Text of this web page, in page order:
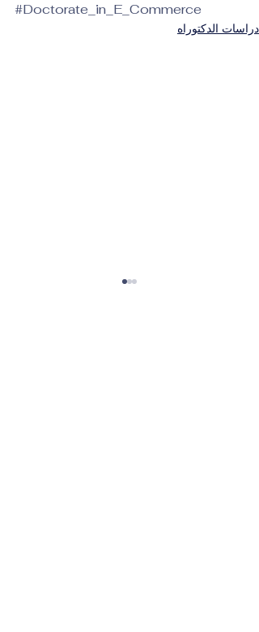
#Doctorate_in_E_Commerce
دراسات الدكتوراه